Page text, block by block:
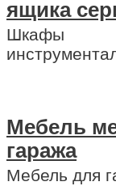
ящика
Шкафы
Мебель
гаража
Мебель для